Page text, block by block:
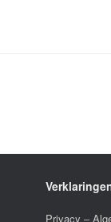
Privacy –